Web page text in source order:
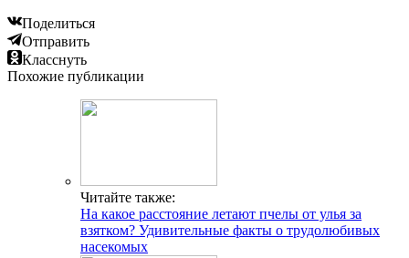
Поделиться
Отправить
Класснуть
Похожие публикации
Читайте также:
На какое расстояние летают пчелы от улья за
взятком? Удивительные факты о трудолюбивых
насекомых